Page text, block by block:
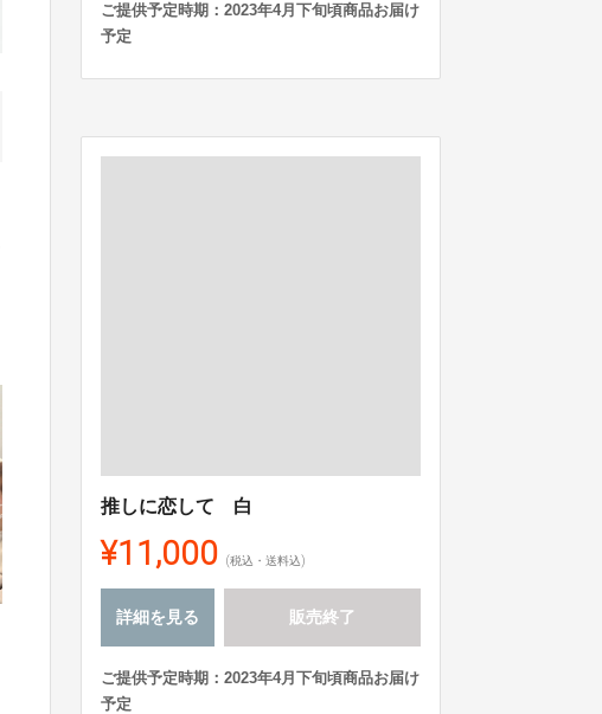
ご提供予定時期：2023年4月下旬頃商品お届け
予定
推しに恋して 白
¥11,000 (税込・送料込)
詳細を見る 販売終了
ご提供予定時期：2023年4月下旬頃商品お届け
予定